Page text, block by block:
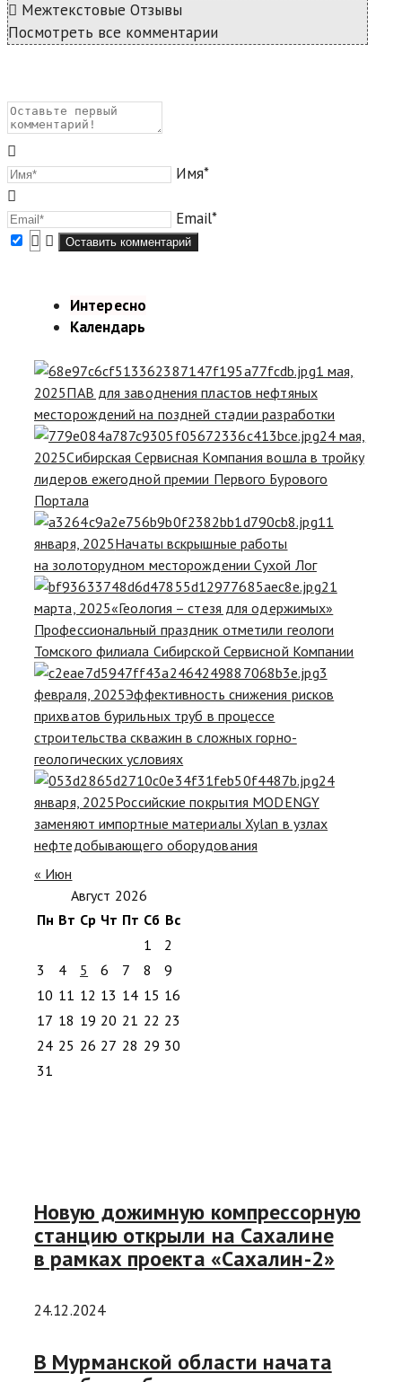
Межтекстовые Отзывы
Посмотреть все комментарии
Имя*
Email*
Интересно
Календарь
1 мая,
2025ПАВ для заводнения пластов нефтяных
месторождений на поздней стадии разработки
24 мая,
2025Сибирская Сервисная Компания вошла в тройку
лидеров ежегодной премии Первого Бурового
Портала
11
января, 2025Начаты вскрышные работы
на золоторудном месторождении Сухой Лог
21
марта, 2025«Геология – стезя для одержимых»
Профессиональный праздник отметили геологи
Томского филиала Сибирской Сервисной Компании
3
февраля, 2025Эффективность снижения рисков
прихватов бурильных труб в процессе
строительства скважин в сложных горно-
геологических условиях
24
января, 2025Российские покрытия MODENGY
заменяют импортные материалы Xylan в узлах
нефтедобывающего оборудования
« Июн
Август 2026
Пн Вт Ср Чт Пт Сб Вс
1
2
3
4 5 6 7 8
9
10 11 12 13 14 15 16
17 18 19 20 21 22 23
24 25 26 27 28 29 30
31
Новую дожимную компрессорную
станцию открыли на Сахалине
в рамках проекта «Сахалин-2»
24.12.2024
В Мурманской области начата